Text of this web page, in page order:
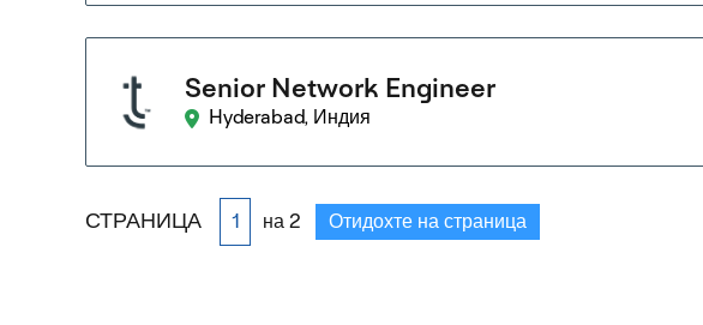
Senior Network Engineer
Hyderabad, Индия
СТРАНИЦА на 2 Отидохте на страница